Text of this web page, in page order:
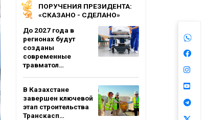
ПОРУЧЕНИЯ ПРЕЗИДЕНТА:
«СКАЗАНО - СДЕЛАНО»
До 2027 года в
регионах будут
созданы
современные
травматол…
В Казахстане
завершен ключевой
этап строительства
Транскасп…